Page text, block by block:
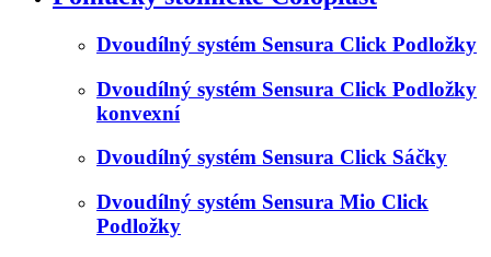
Dvoudílný systém Sensura Click Podložky
Dvoudílný systém Sensura Click Podložky
konvexní
Dvoudílný systém Sensura Click Sáčky
Dvoudílný systém Sensura Mio Click
Podložky